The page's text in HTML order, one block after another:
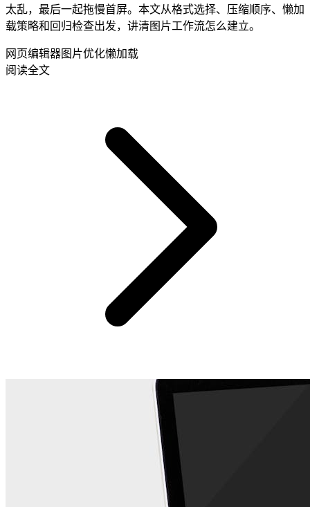
太乱，最后一起拖慢首屏。本文从格式选择、压缩顺序、懒加
载策略和回归检查出发，讲清图片工作流怎么建立。
网页编辑器图片优化懒加载
阅读全文